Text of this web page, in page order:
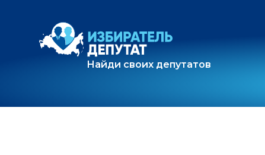
Найди своих депутатов